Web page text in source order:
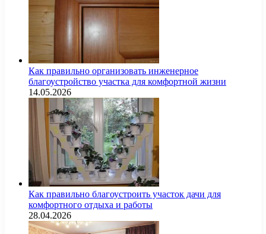
Как правильно организовать инженерное
благоустройство участка для комфортной жизни
14.05.2026
Как правильно благоустроить участок дачи для
комфортного отдыха и работы
28.04.2026